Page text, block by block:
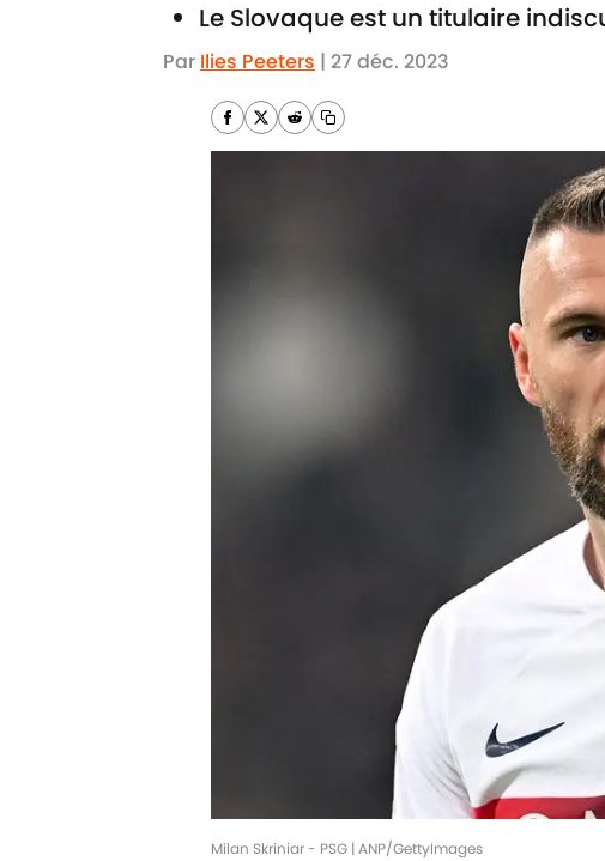
Le Slovaque est un titulaire
Par Ilies Peeters | 27 déc. 2023
Milan Skriniar - PSG | ANP/GettyImages